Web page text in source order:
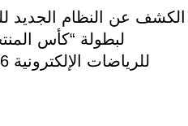
لمنشور
الكشف عن النظام الجديد
لبطولة “كأس
للرياضات الإلكترونية 2026”